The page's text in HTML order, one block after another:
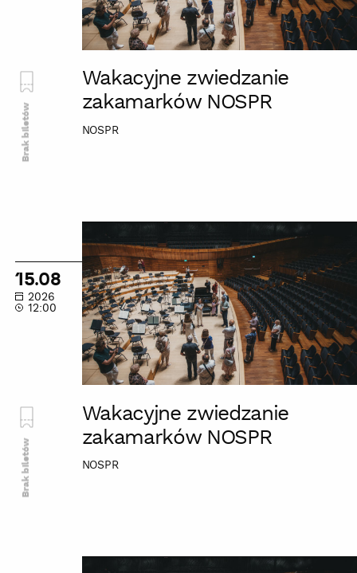
Wakacyjne zwiedzanie
zakamarków NOSPR
NOSPR
Brak biletów
zwiedzanie
zakamarków
NOSPR
15.08
2026
12:00
Wakacyjne zwiedzanie
zakamarków NOSPR
NOSPR
Brak biletów